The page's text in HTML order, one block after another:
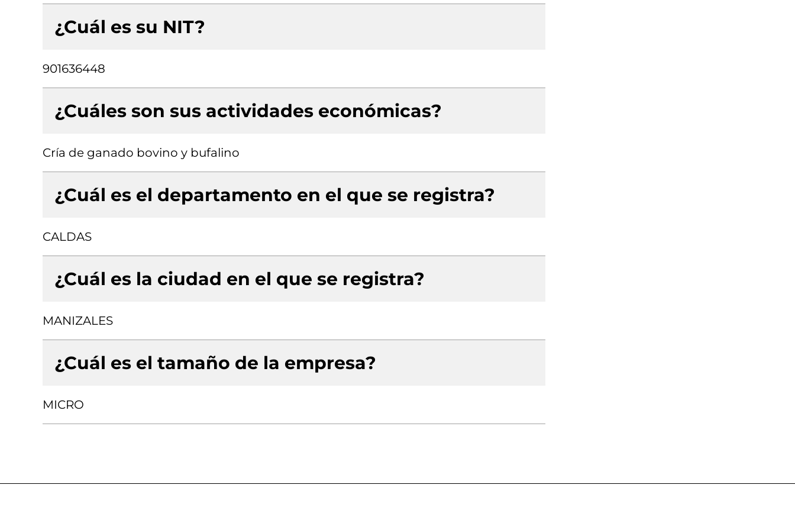
¿Cuál es su NIT?
901636448
¿Cuáles son sus actividades económicas?
Cría de ganado bovino y bufalino
¿Cuál es el departamento en el que se registra?
CALDAS
¿Cuál es la ciudad en el que se registra?
MANIZALES
¿Cuál es el tamaño de la empresa?
MICRO